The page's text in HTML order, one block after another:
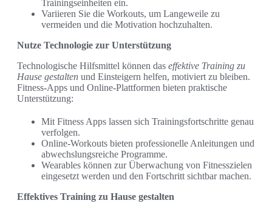
Trainingseinheiten ein.
Variieren Sie die Workouts, um Langeweile zu
vermeiden und die Motivation hochzuhalten.
Nutze Technologie zur Unterstützung
Technologische Hilfsmittel können das effektive Training zu
Hause gestalten und Einsteigern helfen, motiviert zu bleiben.
Fitness-Apps und Online-Plattformen bieten praktische
Unterstützung:
Mit Fitness Apps lassen sich Trainingsfortschritte genau
verfolgen.
Online-Workouts bieten professionelle Anleitungen und
abwechslungsreiche Programme.
Wearables können zur Überwachung von Fitnesszielen
eingesetzt werden und den Fortschritt sichtbar machen.
Effektives Training zu Hause gestalten